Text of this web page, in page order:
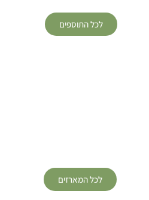
לכל התוספים
לכל המארזים